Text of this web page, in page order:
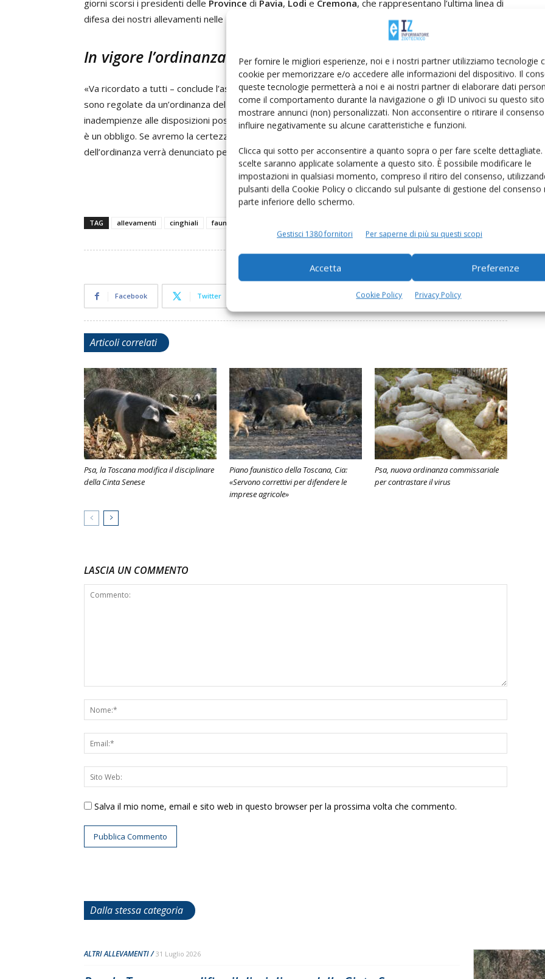
Per fornire le migliori esperienze, noi e i nostri partner utilizziamo tecnologie
cookie per memorizzare e/o accedere alle informazioni del dispositivo. Il
queste tecnologie permetterà a noi e ai nostri partner di elaborare dati
come il comportamento durante la navigazione o gli ID univoci su questo
mostrare annunci (non) personalizzati. Non acconsentire o ritirare il
influire negativamente su alcune caratteristiche e funzioni.
Clicca qui sotto per acconsentire a quanto sopra o per fare scelte dettagliate.
scelte saranno applicate solamente a questo sito. È possibile modificare le
impostazioni in qualsiasi momento, compreso il ritiro del consenso,
pulsanti della Cookie Policy o cliccando sul pulsante di gestione del consenso
parte inferiore dello schermo.
Gestisci 1380 fornitori Per saperne di più su questi scopi
Accetta Preferenze
Cookie Policy Privacy Policy
giorni scorsi i presidenti delle Province di Pavia, Lodi e Cremona, che rappresentano l’ultima linea di
difesa dei nostri allevamenti nelle zone vocate di
Cremona
In vigore l’ordinanza del presidente Fontana sulla Psa
«Va ricordato a tutti – conclude l’assessore Beduschi – che le disposizioni per il controllo della Psa
sono regolate da un’ordinanza del presidente della Regione,Attilio Fontana, e che eventuali
inadempienze alle disposizioni possono avere conseguenze e la segnalazione di eventuali mancanze
è un obbligo. Se avremo la certezza che qualcuno ostacola senza motivazione l’applicazione
dell’ordinanza verrà denunciato penalmente».
TAG allevamenti cinghiali fauna selvatica
Facebook Twitter Pinterest Email
Articoli correlati
Psa, la Toscana modifica il disciplinare
della Cinta Senese
Piano faunistico della Toscana, Cia:
«Servono correttivi per difendere le
imprese agricole»
Psa, nuova ordinanza commissariale
per contrastare il virus
LASCIA UN COMMENTO
Salva il mio nome, email e sito web in questo browser per la prossima volta che commento.
Dalla stessa categoria
ALTRI ALLEVAMENTI 31 Luglio 2026